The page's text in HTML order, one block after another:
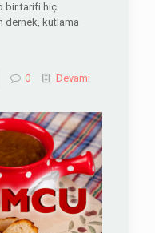
bir tarifi hiç
dernek, kutlama
0 Devamı